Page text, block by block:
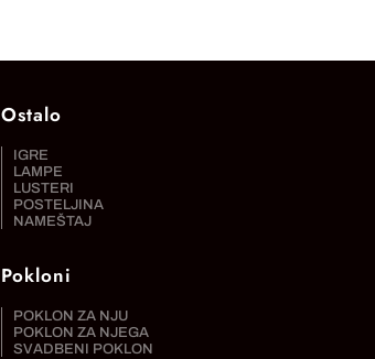
Ostalo
IGRE
LAMPE
LUSTERI
POSTELJINA
NAMEŠTAJ
Pokloni
POKLON ZA NJU
POKLON ZA NJEGA
SVADBENI POKLON